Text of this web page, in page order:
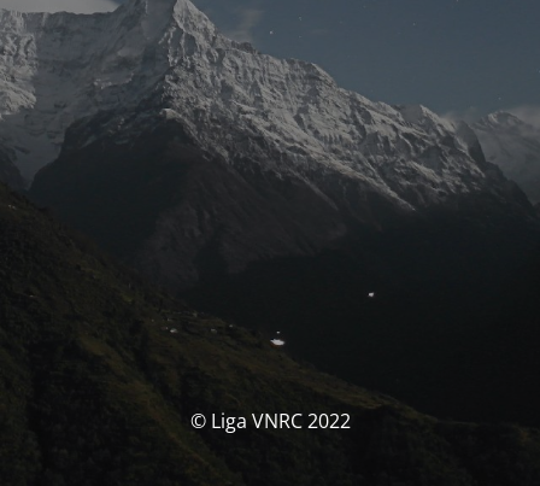
© Liga VNRC 2022